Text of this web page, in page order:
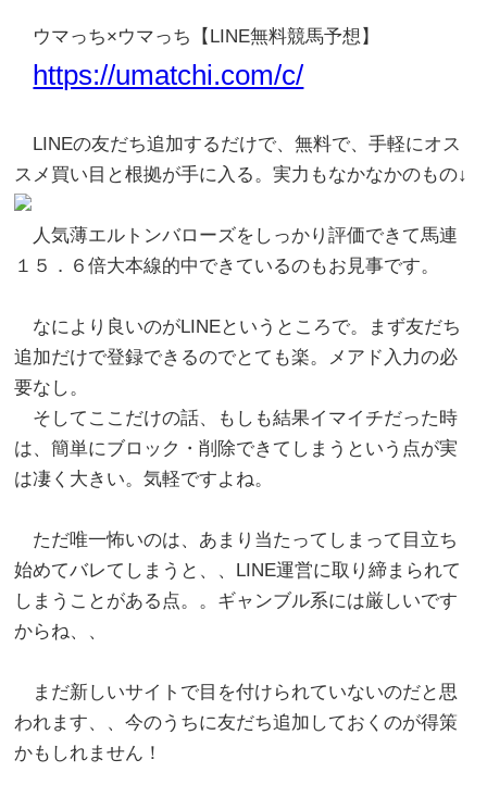
ウマっち×ウマっち【LINE無料競馬予想】
https://umatchi.com/c/
LINEの友だち追加するだけで、無料で、手軽にオス
スメ買い目と根拠が手に入る。実力もなかなかのもの↓
人気薄エルトンバローズをしっかり評価できて馬連
１５．６倍大本線的中できているのもお見事です。
なにより良いのがLINEというところで。まず友だち
追加だけで登録できるのでとても楽。メアド入力の必
要なし。
そしてここだけの話、もしも結果イマイチだった時
は、簡単にブロック・削除できてしまうという点が実
は凄く大きい。気軽ですよね。
ただ唯一怖いのは、あまり当たってしまって目立ち
始めてバレてしまうと、、LINE運営に取り締まられて
しまうことがある点。。ギャンブル系には厳しいです
からね、、
まだ新しいサイトで目を付けられていないのだと思
われます、、今のうちに友だち追加しておくのが得策
かもしれません！